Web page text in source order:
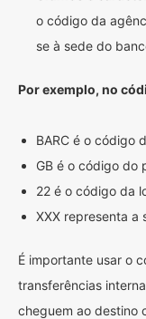
o código da
se à sede do
Por exemplo, no
BARC é o código
GB é o código do
22 é o código da
XXX representa a
É importante usar o
transferências
cheguem ao destino